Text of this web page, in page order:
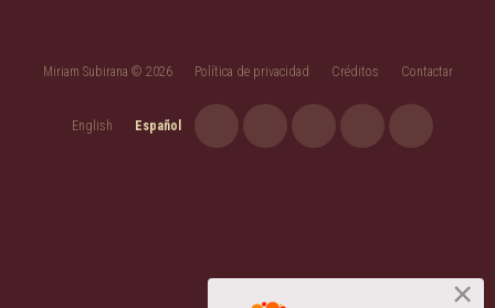
Miriam Subirana © 2026 Política de privacidad Créditos Contactar
English Español